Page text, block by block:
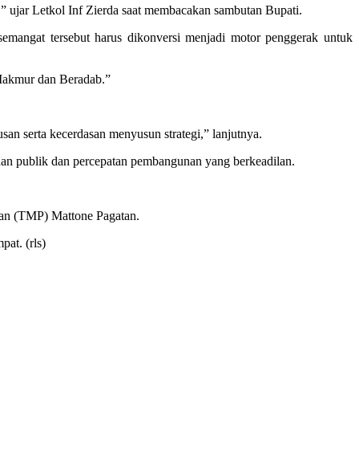
ujar Letkol Inf Zierda saat membacakan sambutan Bupati.
tersebut harus dikonversi menjadi motor penggerak untuk
dan Beradab.”
serta kecerdasan menyusun strategi,” lanjutnya.
publik dan percepatan pembangunan yang berkeadilan.
(TMP) Mattone Pagatan.
(rls)